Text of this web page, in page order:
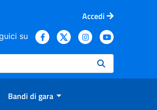
Accedi
su
Bandi di gara